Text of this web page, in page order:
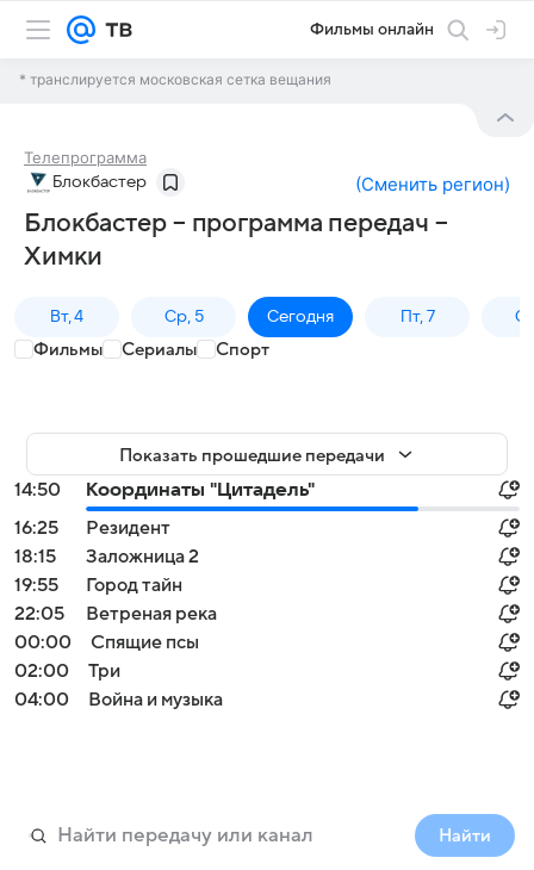
Фильмы онлайн
* транслируется московская сетка вещания
Телепрограмма
Блокбастер (Сменить регион)
Блокбастер – программа передач –
Химки
Вт, 4 Ср, 5 Сегодня Пт, 7
Фильмы Сериалы Спорт
Показать прошедшие передачи
14:50
Координаты "Цитадель"
16:25
Резидент
18:15
Заложница 2
19:55
Город тайн
22:05
Ветреная река
00:00
Спящие псы
02:00
Три
04:00
Война и музыка
Найти